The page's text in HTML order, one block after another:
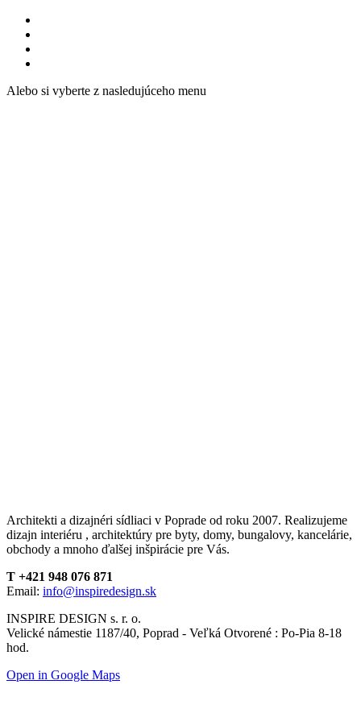
Alebo si vyberte z nasledujúceho menu
Architekti a dizajnéri sídliaci v Poprade od roku 2007. Realizujeme
dizajn interiéru , architektúry pre byty, domy, bungalovy, kancelárie,
obchody a mnoho ďalšej inšpirácie pre Vás.
T +421 948 076 871
Email: info@inspiredesign.sk
INSPIRE DESIGN s. r. o.
Velické námestie 1187/40, Poprad - Veľká Otvorené : Po-Pia 8-18
hod.
Open in Google Maps